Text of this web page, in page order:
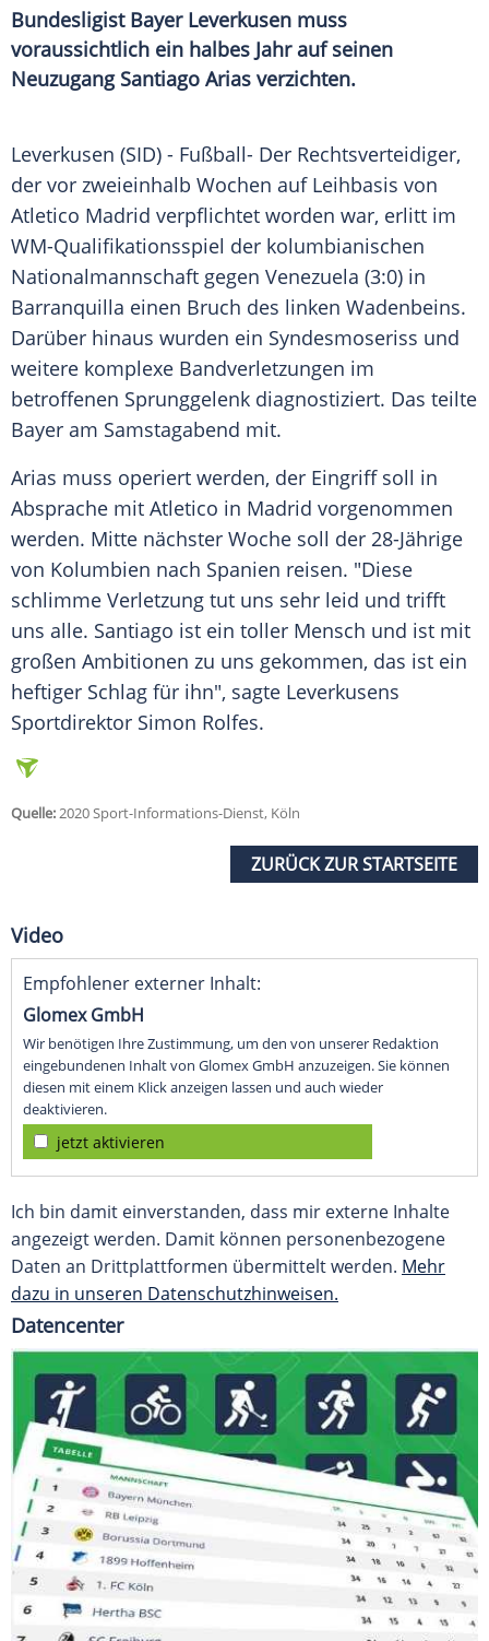
Bundesligist Bayer Leverkusen muss
voraussichtlich ein halbes Jahr auf seinen
Neuzugang Santiago Arias verzichten.
Leverkusen (SID) - Fußball- Der Rechtsverteidiger,
der vor zweieinhalb Wochen auf Leihbasis von
Atletico Madrid verpflichtet worden war, erlitt im
WM-Qualifikationsspiel der kolumbianischen
Nationalmannschaft gegen Venezuela (3:0) in
Barranquilla einen Bruch des linken Wadenbeins.
Darüber hinaus wurden ein Syndesmoseriss und
weitere komplexe Bandverletzungen im
betroffenen Sprunggelenk diagnostiziert. Das teilte
Bayer am Samstagabend mit.
Arias muss operiert werden, der Eingriff soll in
Absprache mit Atletico in Madrid vorgenommen
werden. Mitte nächster Woche soll der 28-Jährige
von Kolumbien nach Spanien reisen. "Diese
schlimme Verletzung tut uns sehr leid und trifft
uns alle. Santiago ist ein toller Mensch und ist mit
großen Ambitionen zu uns gekommen, das ist ein
heftiger Schlag für ihn", sagte Leverkusens
Sportdirektor Simon Rolfes.
Quelle:2020 Sport-Informations-Dienst, Köln
ZURÜCK ZUR STARTSEITE
Video
Empfohlener externer Inhalt:
Glomex GmbH
Wir benötigen Ihre Zustimmung, um den von unserer Redaktion
eingebundenen Inhalt von Glomex GmbH anzuzeigen. Sie können
diesen mit einem Klick anzeigen lassen und auch wieder
deaktivieren.
jetzt aktivieren
Ich bin damit einverstanden, dass mir externe Inhalte
angezeigt werden. Damit können personenbezogene
Daten an Drittplattformen übermittelt werden. Mehr
dazu in unseren Datenschutzhinweisen.
Datencenter